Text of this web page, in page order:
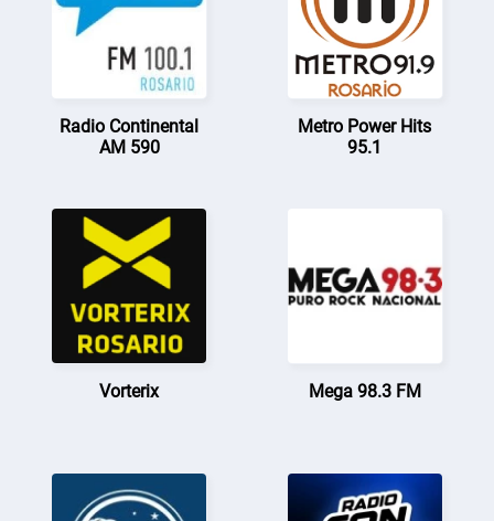
Radio Continental
AM 590
Metro Power Hits
95.1
Vorterix Mega 98.3 FM